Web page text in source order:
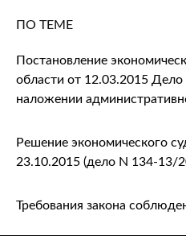
ПО ТЕМЕ
Постановление
области от 12.03.2015
наложении
Решение экономического
23.10.2015 (дело N 134-13/
Требования закона